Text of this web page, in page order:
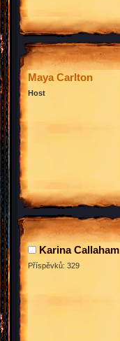
Maya Carlton
Host
Karina Callaham
Příspěvků: 329